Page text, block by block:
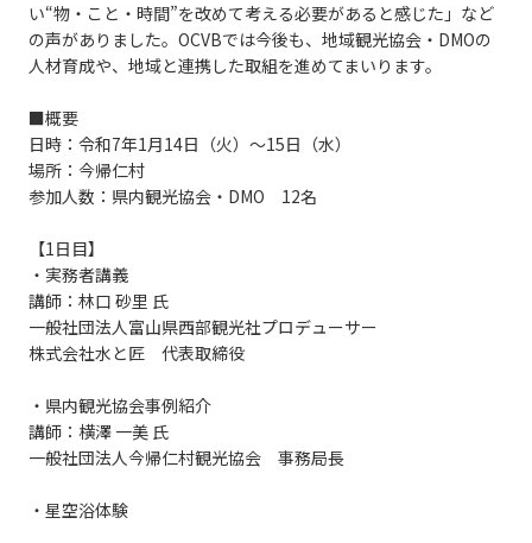
い“物・こと・時間”を改めて考える必要があると感じた」など
の声がありました。OCVBでは今後も、地域観光協会・DMOの
人材育成や、地域と連携した取組を進めてまいります。
■概要
日時：令和7年1月14日（火）～15日（水）
場所：今帰仁村
参加人数：県内観光協会・DMO 12名
【1日目】
・実務者講義
講師：林口 砂里 氏
一般社団法人富山県西部観光社プロデューサー
株式会社水と匠 代表取締役
・県内観光協会事例紹介
講師：横澤 一美 氏
一般社団法人今帰仁村観光協会 事務局長
・星空浴体験